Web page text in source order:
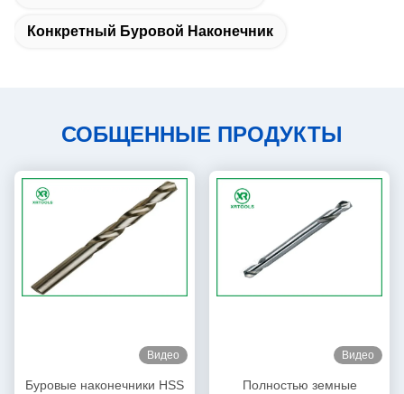
Конкретный Буровой Наконечник
СОБЩЕННЫЕ ПРОДУКТЫ
Видео
Буровые наконечники HSS
Видео
Полностью земные